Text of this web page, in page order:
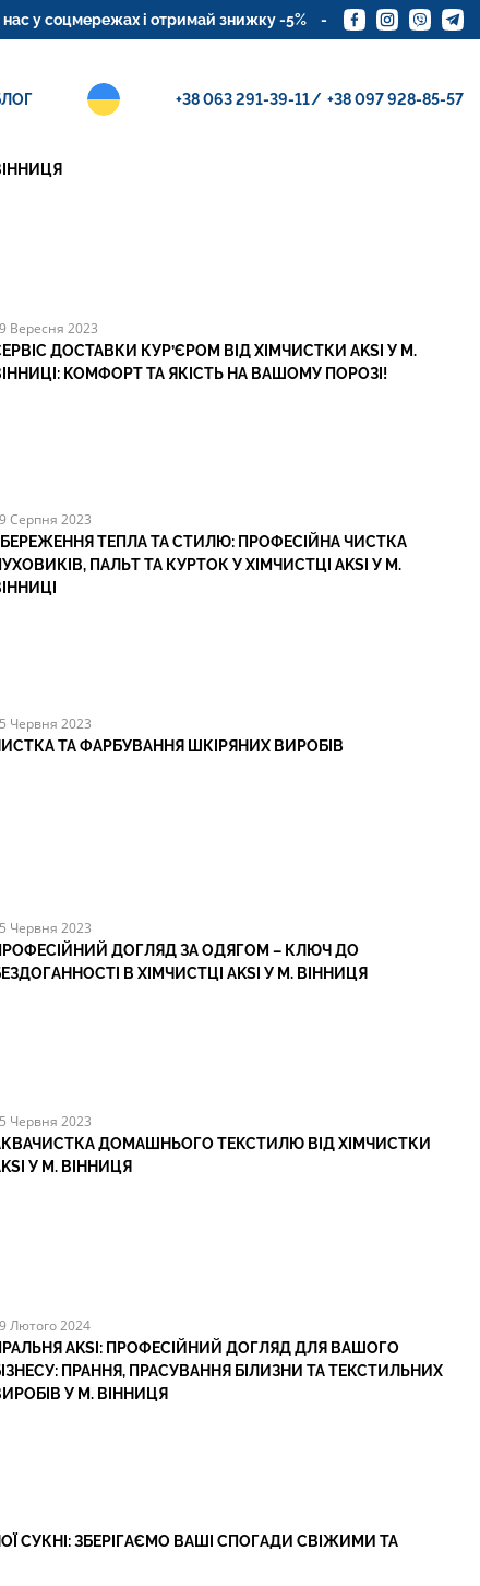
і отримай знижку -5% Замовте доставку
+38 063 291-39-11 +38 097 928-85-57
Вересня 2023
ДОСТАВКИ КУР’ЄРОМ ВІД ХІМЧИСТКИ AKSI У М.
КОМФОРТ ТА ЯКІСТЬ НА ВАШОМУ ПОРОЗІ!
Серпня 2023
ТЕПЛА ТА СТИЛЮ: ПРОФЕСІЙНА ЧИСТКА
ПАЛЬТ ТА КУРТОК У ХІМЧИСТЦІ AKSI У М.
Червня 2023
ТА ФАРБУВАННЯ ШКІРЯНИХ ВИРОБІВ
Червня 2023
ДОГЛЯД ЗА ОДЯГОМ – КЛЮЧ ДО
В ХІМЧИСТЦІ AKSI У М. ВІННИЦЯ
Червня 2023
ДОМАШНЬОГО ТЕКСТИЛЮ ВІД ХІМЧИСТКИ
У М. ВІННИЦЯ
Лютого 2024
AKSI: ПРОФЕСІЙНИЙ ДОГЛЯД ДЛЯ ВАШОГО
ПРАННЯ, ПРАСУВАННЯ БІЛИЗНИ ТА ТЕКСТИЛЬНИХ
У М. ВІННИЦЯ
СУКНІ: ЗБЕРІГАЄМО ВАШІ СПОГАДИ СВІЖИМИ ТА